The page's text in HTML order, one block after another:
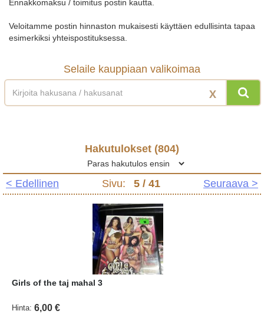
Ennakkomaksu / toimitus postin kautta.
Veloitamme postin hinnaston mukaisesti käyttäen edullisinta tapaa
esimerkiksi yhteispostituksessa.
Selaile kauppiaan valikoimaa
X
Hakutulokset (804)
< Edellinen Sivu: 5 / 41 Seuraava >
Girls of the taj mahal 3
Hinta: 6,00 €